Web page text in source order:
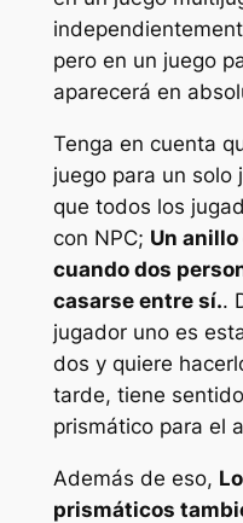
pero en un juego
aparecerá en
Tenga en cuenta
juego para un solo
que todos los
con NPC; Un
cuando dos
casarse entre sí..
jugador uno es
dos y quiere
tarde, tiene
prismático para el
Además de eso,
prismáticos